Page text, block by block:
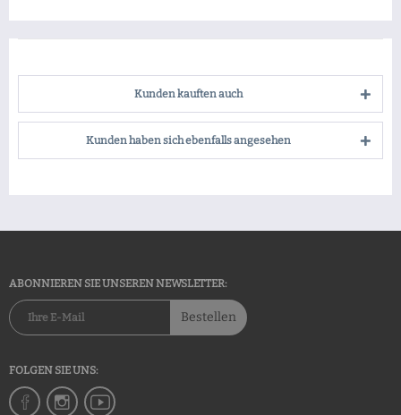
Kunden kauften auch
Kunden haben sich ebenfalls angesehen
ABONNIEREN SIE UNSEREN NEWSLETTER:
Bestellen
FOLGEN SIE UNS: